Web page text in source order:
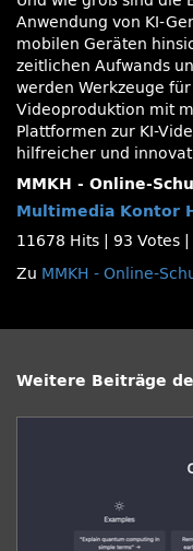
Anwendung von KI-
mobilen Geräten
zeitlichen Aufwands
werden Werkzeuge
Videoproduktion mit
Plattformen zur KI-
hilfreicher und
MMKH - Online-
Multimedia Kontor
11678 Hits
93 Votes
Zu MMKH - Online-
Weitere Beiträge